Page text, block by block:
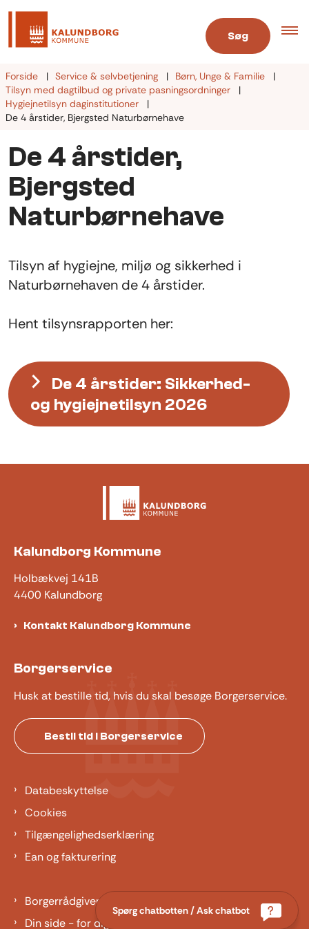
Søg
Forside Service & selvbetjening
Børn, Unge & Familie
Tilsyn med dagtilbud og private pasningsordninger
Hygiejnetilsyn daginstitutioner
De 4 årstider, Bjergsted Naturbørnehave
De 4 årstider,
Bjergsted
Naturbørnehave
Tilsyn af hygiejne, miljø og sikkerhed i
Naturbørnehaven de 4 årstider.
Hent tilsynsrapporten her:
De 4 årstider: Sikkerhed-
og hygiejnetilsyn 2026
Kalundborg Kommune
Holbækvej 141B
4400 Kalundborg
Kontakt Kalundborg Kommune
Borgerservice
Husk at bestille tid, hvis du skal besøge Borgerservice.
Bestil tid i Borgerservice
Databeskyttelse
Cookies
Tilgængelighedserklæring
Ean og fakturering
Borgerrådgiver
Din side - for dig der er barn eller ung
Spørg chatbotten / Ask chatbot